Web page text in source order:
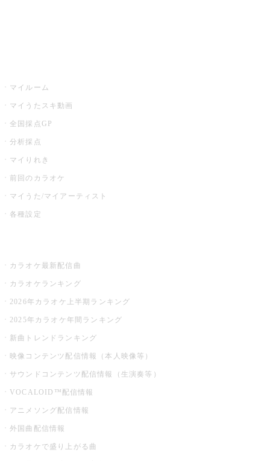
マイルーム
マイうたスキ動画
全国採点GP
分析採点
マイりれき
前回のカラオケ
マイうた/マイアーティスト
各種設定
カラオケ最新配信曲
カラオケランキング
2026年カラオケ上半期ランキング
2025年カラオケ年間ランキング
新曲トレンドランキング
映像コンテンツ配信情報（本人映像等）
サウンドコンテンツ配信情報（生演奏等）
VOCALOID™配信情報
アニメソング配信情報
外国曲配信情報
カラオケで盛り上がる曲